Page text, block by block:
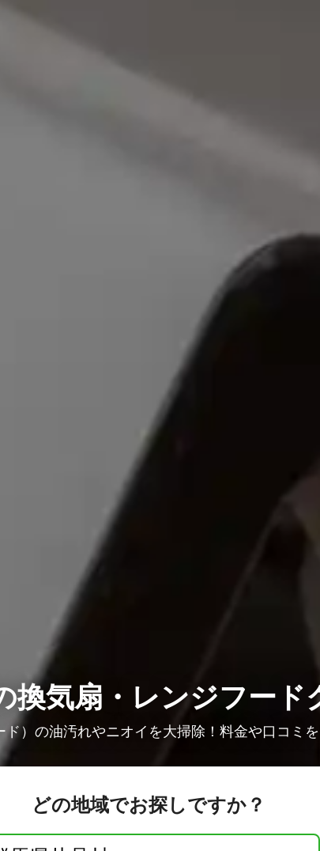
換気扇・レンジフード
）の油汚れやニオイを大掃除！料金や口コミ
どの地域でお探しですか？